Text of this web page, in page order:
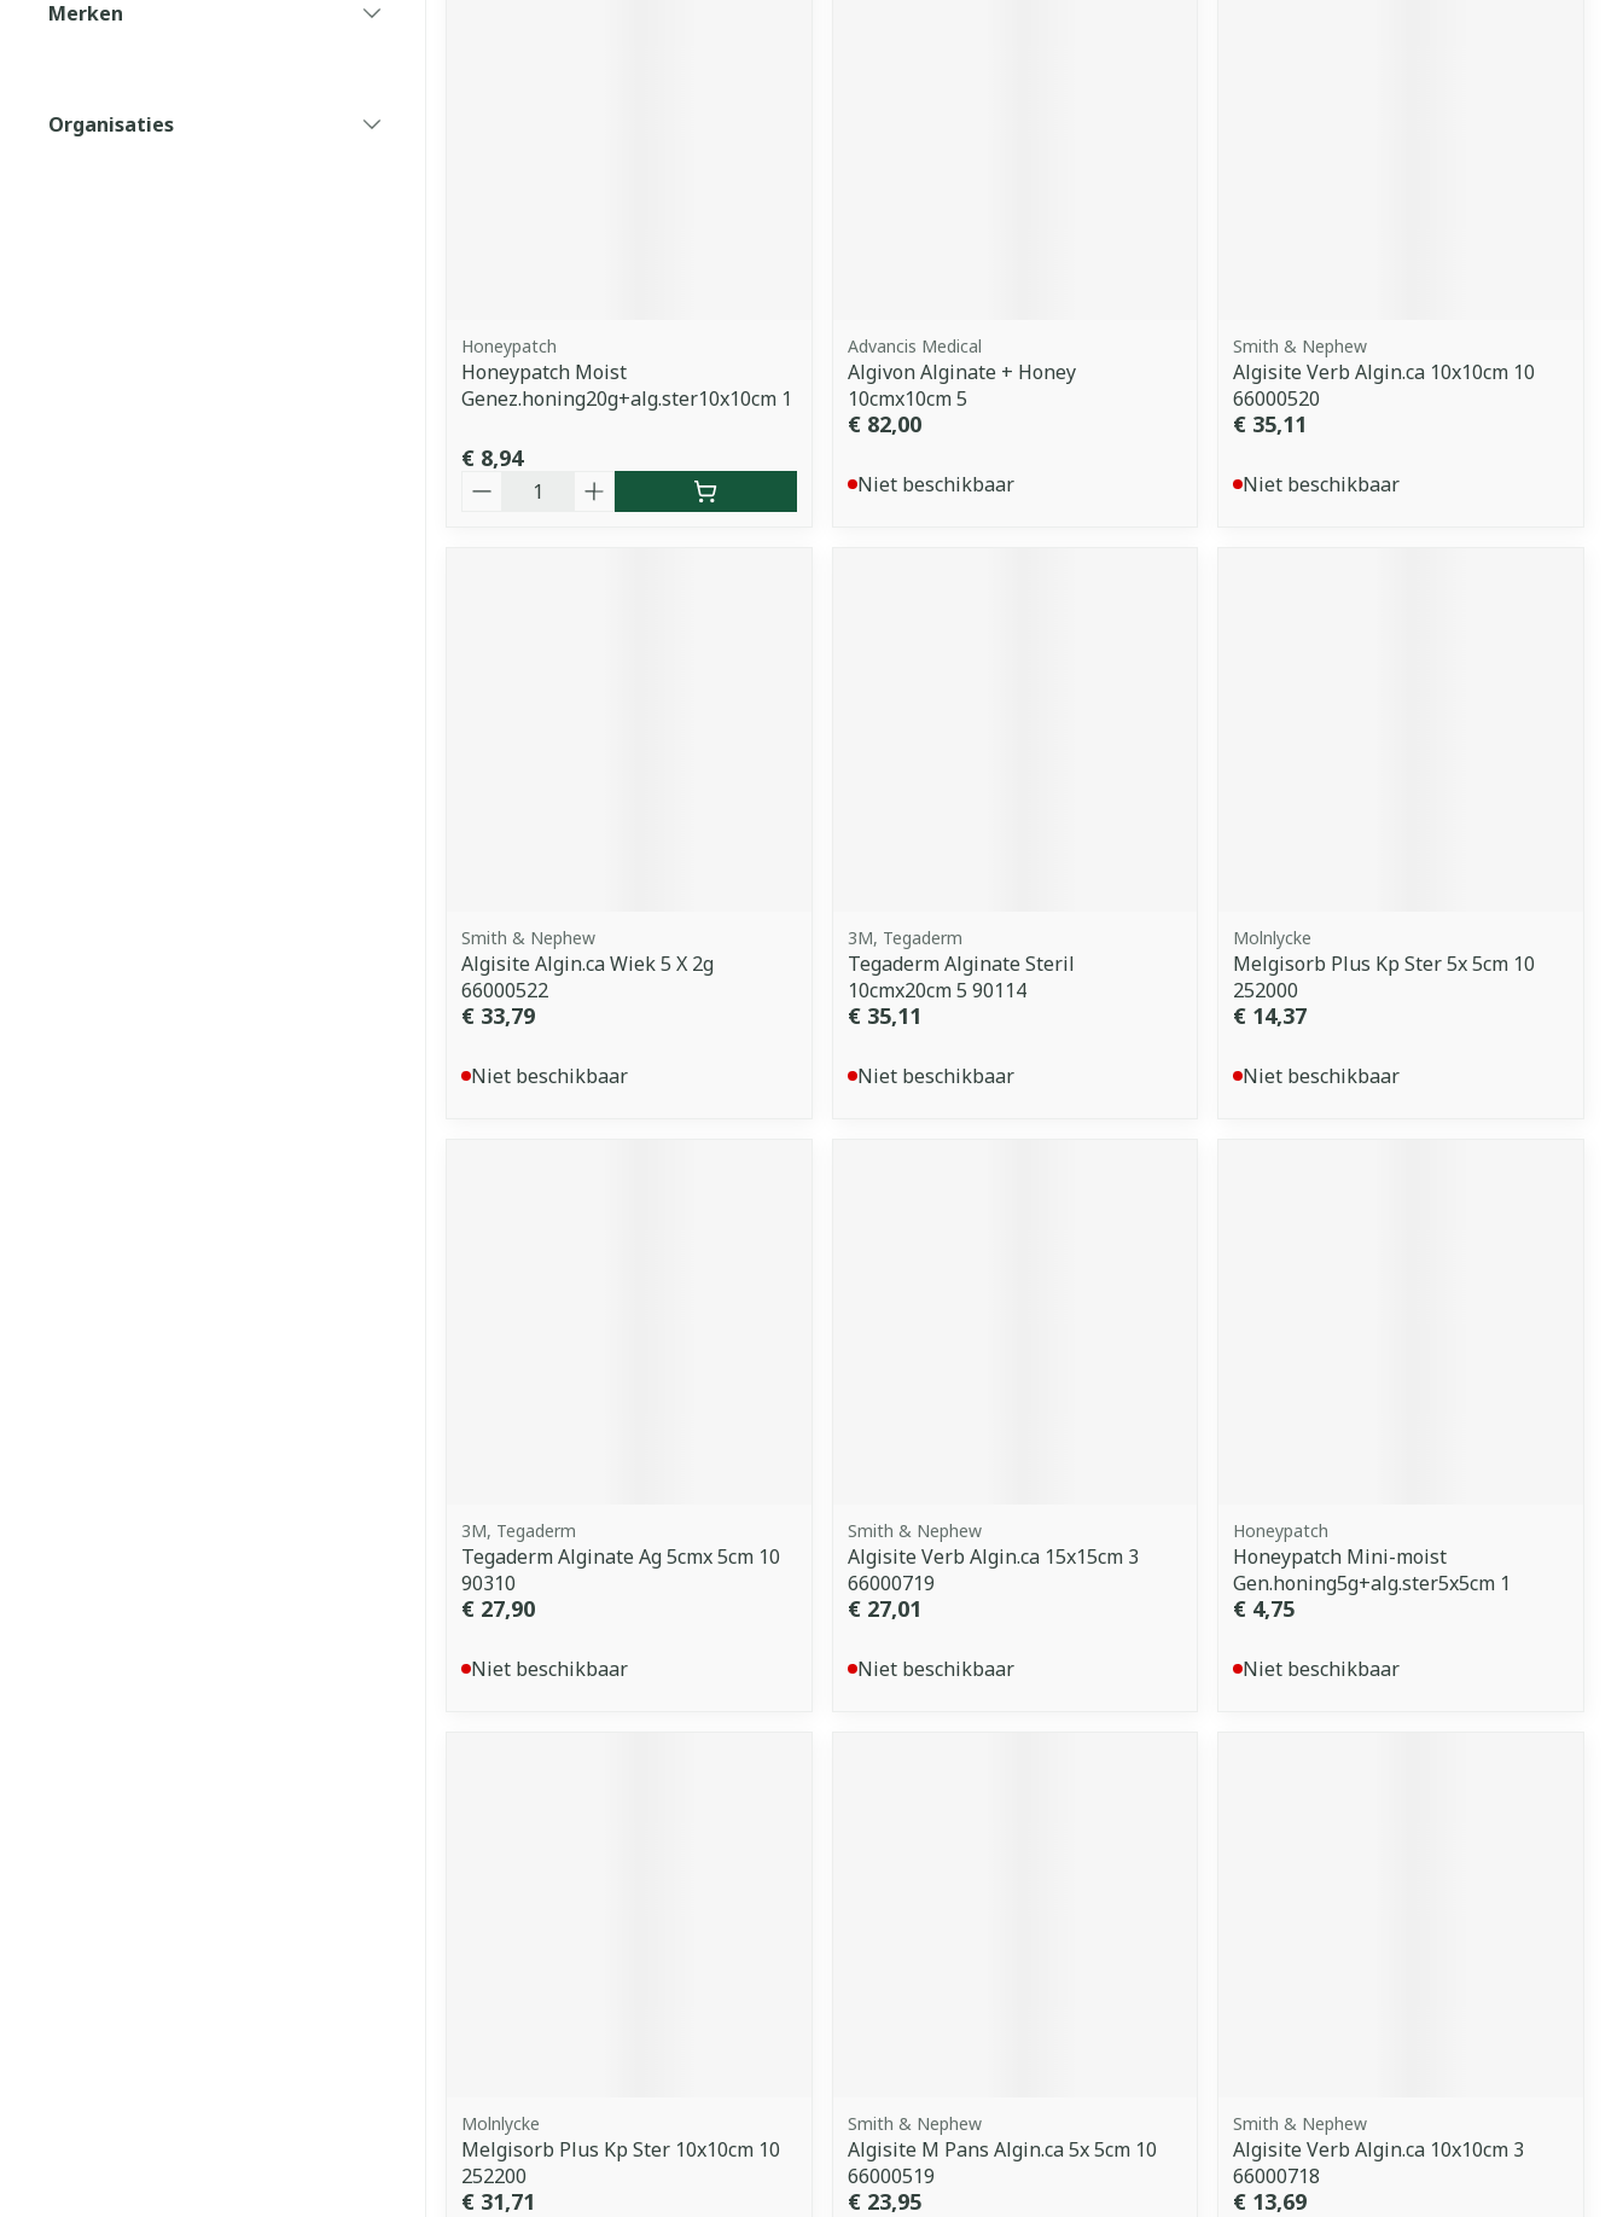
Merken
Organisaties
Honeypatch
Honeypatch Moist
Genez.honing20g+alg.ster10x10cm 1
€ 8,94
Advancis Medical
Algivon Alginate + Honey
10cmx10cm 5
€ 82,00
Niet beschikbaar
Smith & Nephew
Algisite Verb Algin.ca 10x10cm 10
66000520
€ 35,11
Niet beschikbaar
Smith & Nephew
Algisite Algin.ca Wiek 5 X 2g
66000522
€ 33,79
Niet beschikbaar
3M, Tegaderm
Tegaderm Alginate Steril
10cmx20cm 5 90114
€ 35,11
Niet beschikbaar
Molnlycke
Melgisorb Plus Kp Ster 5x 5cm 10
252000
€ 14,37
Niet beschikbaar
3M, Tegaderm
Tegaderm Alginate Ag 5cmx 5cm 10
90310
€ 27,90
Niet beschikbaar
Smith & Nephew
Algisite Verb Algin.ca 15x15cm 3
66000719
€ 27,01
Niet beschikbaar
Honeypatch
Honeypatch Mini-moist
Gen.honing5g+alg.ster5x5cm 1
€ 4,75
Niet beschikbaar
Molnlycke
Melgisorb Plus Kp Ster 10x10cm 10
252200
€ 31,71
Smith & Nephew
Algisite M Pans Algin.ca 5x 5cm 10
66000519
€ 23,95
Smith & Nephew
Algisite Verb Algin.ca 10x10cm 3
66000718
€ 13,69